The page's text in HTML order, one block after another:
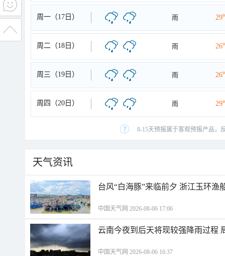
周一（17日） 雨
周二（18日） 雨
周三（19日） 雨
周四（20日） 雨
8-15天预报属于客观预报产品，
天气资讯
台风“白海豚”来临前夕 浙江玉环渔
中国天气网 2026-08-06 17:06
云南今夜到后天将现较强降雨过程
中国天气网 2026-08-06 16:37